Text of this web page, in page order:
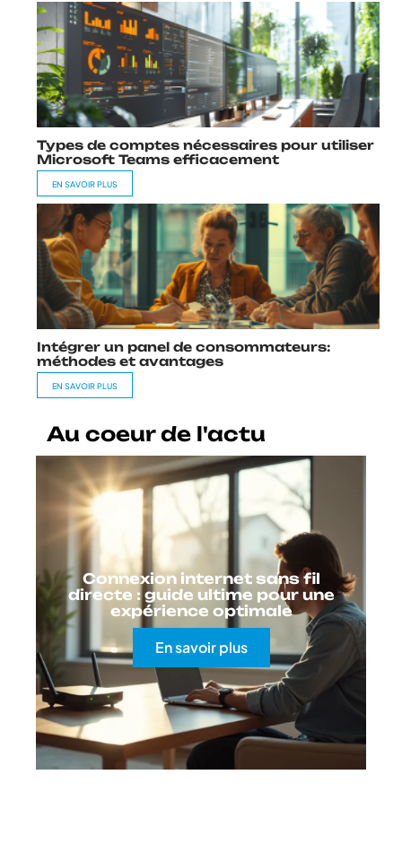
Types de comptes nécessaires pour utiliser
Microsoft Teams efficacement
EN SAVOIR PLUS
Intégrer un panel de consommateurs:
méthodes et avantages
EN SAVOIR PLUS
Au coeur de l'actu
Connexion internet sans fil
directe : guide ultime pour une
expérience optimale
En savoir plus